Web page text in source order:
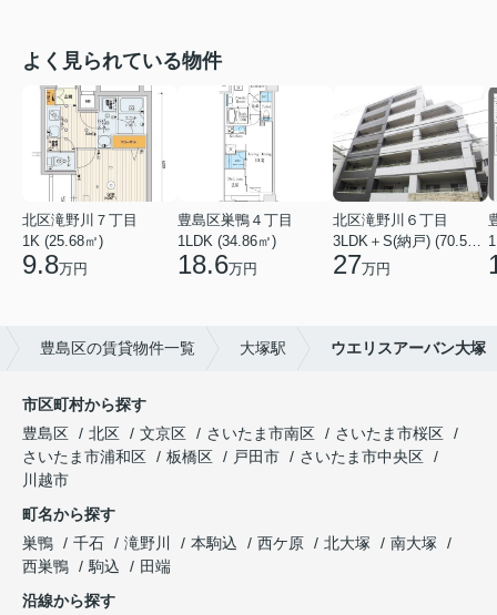
よく見られている物件
北区滝野川７丁目
1K (25.68㎡)
9.8万円
豊島区巣鴨４丁目
1LDK (34.86㎡)
18.6万円
北区滝野川６丁目
27万円
豊島区の賃貸物件一覧 大塚駅 ウエリスアーバン大塚
市区町村から探す
豊島区
北区 文京区 さいたま市南区
さいたま市桜区
さいたま市浦和区
板橋区 戸田市
さいたま市中央区
川越市
町名から探す
巣鴨
千石 滝野川 本駒込 西ケ原 北大塚
南大塚
西巣鴨
駒込
田端
沿線から探す